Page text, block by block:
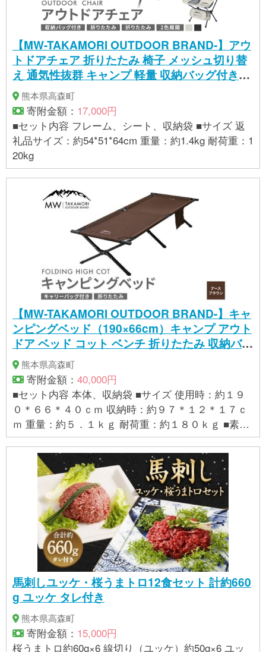
【MW-TAKAMORI OUTDOOR BRAND-】アウ
トドアチェア 折りたたみ 椅子 メッシュ切り替
え 通気性抜群 キャンプ 軽量 収納バッグ付き
【ブラック】
熊本県高森町
寄附金額： 17,000円
■セット内容 フレーム、シート、収納袋 ■サイズ 返
礼品サイズ：約54*51*64cm 重量：約1.4kg 耐荷重：1
20kg
【MW-TAKAMORI OUTDOOR BRAND-】キャ
ンピングベッド（190×66cm）キャンプ アウト
ドア ベッド コット ベンチ 折りたたみ 収納バッ
グ付き【アースブラウン】【3ヶ月保証】
熊本県高森町
寄附金額： 40,000円
■セット内容 本体、収納袋 ■サイズ 使用時：約１９
０＊６６＊４０ｃｍ 収納時：約９７＊１２＊１７ｃ
ｍ 重量：約５．１ｋｇ 耐荷重：約１８０ｋｇ ■素材
フレーム：アルミ 生地：ポリエステル
馬刺しユッケ・桜うまトロ12食セット 計約660
g ユッケ タレ付き
熊本県高森町
寄附金額： 15,000円
桜うまトロ約60g×6 線切り（ユッケ）約50g×6 ユッ